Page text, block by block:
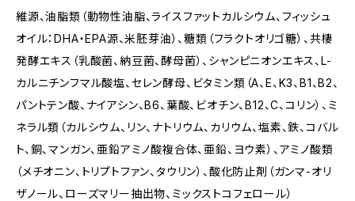
維源、油脂類（動物性油脂、ライスファットカルシウム、フィッシュ
オイル：DHA・EPA源、米胚芽油）、糖類（フラクトオリゴ糖）、共棲
発酵エキス（乳酸菌、納豆菌、酵母菌）、シャンピニオンエキス、L-
カルニチンフマル酸塩、セレン酵母、ビタミン類（A、E、K3、B1、B2、
パントテン酸、ナイアシン、B6、葉酸、ビオチン、B12、C、コリン）、ミ
ネラル類（カルシウム、リン、ナトリウム、カリウム、塩素、鉄、コバル
ト、銅、マンガン、亜鉛アミノ酸複合体、亜鉛、ヨウ素）、アミノ酸類
（メチオニン、トリプトファン、タウリン）、酸化防止剤（ガンマ-オリ
ザノール、ローズマリー抽出物、ミックストコフェロール）